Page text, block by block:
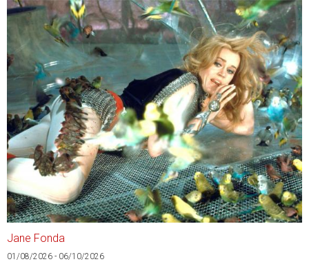
Jane Fonda
01/08/2026 - 06/10/2026